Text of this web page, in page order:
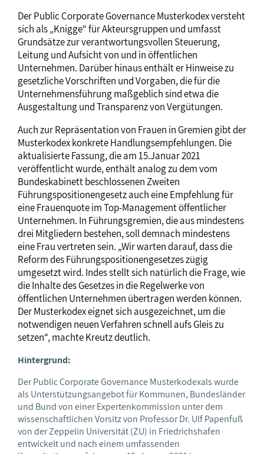
Der Public Corporate Governance Musterkodex versteht
sich als „Knigge“ für Akteursgruppen und umfasst
Grundsätze zur verantwortungsvollen Steuerung,
Leitung und Aufsicht von und in öffentlichen
Unternehmen. Darüber hinaus enthält er Hinweise zu
gesetzliche Vorschriften und Vorgaben, die für die
Unternehmensführung maßgeblich sind etwa die
Ausgestaltung und Transparenz von Vergütungen.
Auch zur Repräsentation von Frauen in Gremien gibt der
Musterkodex konkrete Handlungsempfehlungen. Die
aktualisierte Fassung, die am 15.Januar 2021
veröffentlicht wurde, enthält analog zu dem vom
Bundeskabinett beschlossenen Zweiten
Führungspositionengesetz auch eine Empfehlung für
eine Frauenquote im Top-Management öffentlicher
Unternehmen. In Führungsgremien, die aus mindestens
drei Mitgliedern bestehen, soll demnach mindestens
eine Frau vertreten sein. „Wir warten darauf, dass die
Reform des Führungspositionengesetzes zügig
umgesetzt wird. Indes stellt sich natürlich die Frage, wie
die Inhalte des Gesetzes in die Regelwerke von
öffentlichen Unternehmen übertragen werden können.
Der Musterkodex eignet sich ausgezeichnet, um die
notwendigen neuen Verfahren schnell aufs Gleis zu
setzen“, machte Kreutz deutlich.
Hintergrund:
Der Public Corporate Governance Musterkodexals wurde
als Unterstützungsangebot für Kommunen, Bundesländer
und Bund von einer Expertenkommission unter dem
wissenschaftlichen Vorsitz von Professor Dr. Ulf Papenfuß
von der Zeppelin Universität (ZU) in Friedrichshafen
entwickelt und nach einem umfassenden